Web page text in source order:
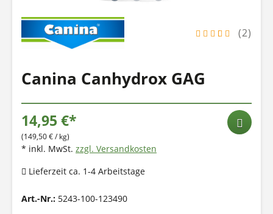
(2)
Canina Canhydrox GAG
14,95 €*
(149,50 € / kg)
* inkl. MwSt. zzgl. Versandkosten
Lieferzeit ca. 1-4 Arbeitstage
Art.-Nr.: 5243-100-123490